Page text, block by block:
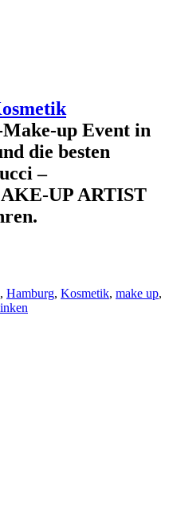
Make-up Event in
die besten
–
UP ARTIST
, Hamburg, Kosmetik, make up,